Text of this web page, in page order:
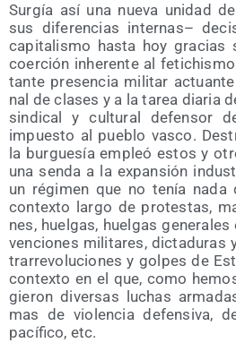
Sur­gía así una nue­va uni­dad
sus dife­ren­cias inter­nas–
capi­ta­lis­mo has­ta hoy
coer­ción inhe­ren­te al
tan­te pre­sen­cia mili­tar
nal de cla­ses y a la tarea dia­ria
sin­di­cal y cul­tu­ral defen­sor
impues­to al pue­blo vas­co.
la bur­gue­sía empleó estos y
una sen­da a la expan­sión
un régi­men que no tenía
con­tex­to lar­go de pro­tes­tas,
nes, huel­gas, huel­gas
ven­cio­nes mili­ta­res, dic­ta­du­ras
tra­rre­vo­lu­cio­nes y gol­pes de
con­tex­to en el que, como
gie­ron diver­sas luchas
mas de vio­len­cia defen­si­va,
pací­fi­co, etc.